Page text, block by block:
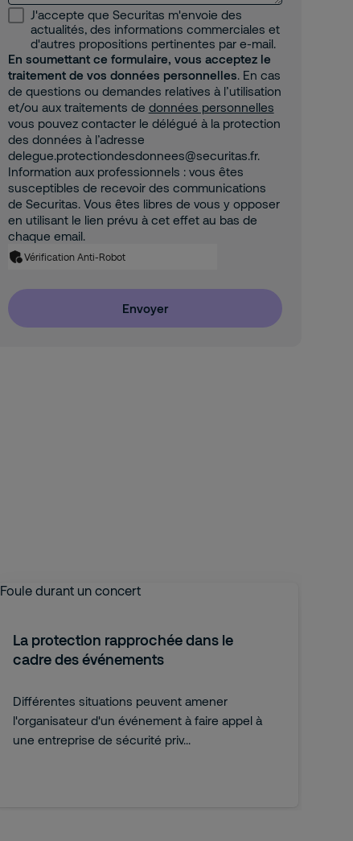
J'accepte que Securitas m'envoie des
actualités, des informations commerciales et
d'autres propositions pertinentes par e-mail.
En soumettant ce formulaire, vous acceptez le
traitement de vos données personnelles. En cas
de questions ou demandes relatives à l’utilisation
et/ou aux traitements de données personnelles
vous pouvez contacter le délégué à la protection
des données à l’adresse
delegue.protectiondesdonnees@securitas.fr.
Information aux professionnels : vous êtes
susceptibles de recevoir des communications
de Securitas. Vous êtes libres de vous y opposer
en utilisant le lien prévu à cet effet au bas de
chaque email.
Vérification Anti-Robot
Envoyer
La protection rapprochée dans le
cadre des événements
Différentes situations peuvent amener
l'organisateur d'un événement à faire appel à
une entreprise de sécurité priv...